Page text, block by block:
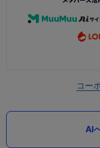
コー
AI